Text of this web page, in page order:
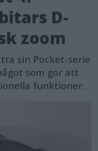
när
Semi-glossy 2
på [High]
Coated
varaktighet
av
D-
zoom
sin Pocket-serie
som gör att
funktioner.